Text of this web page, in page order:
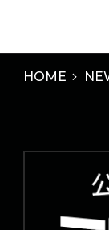
HOME